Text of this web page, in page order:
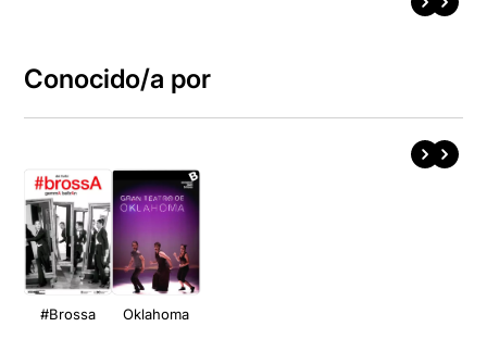
Conocido/a por
#Brossa Oklahoma